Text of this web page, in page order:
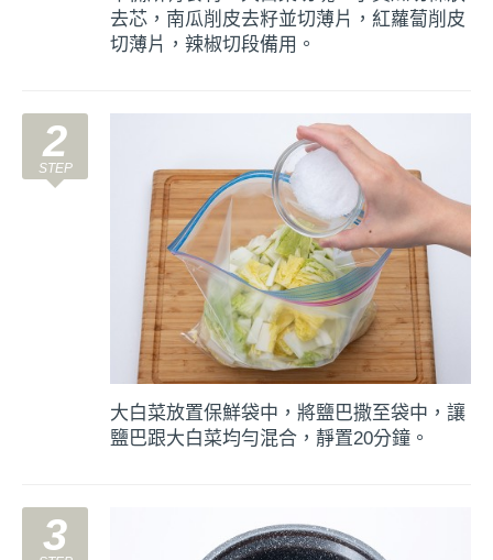
去芯，南瓜削皮去籽並切薄片，紅蘿蔔削皮
切薄片，辣椒切段備用。
2
大白菜放置保鮮袋中，將鹽巴撒至袋中，讓
鹽巴跟大白菜均勻混合，靜置20分鐘。
3